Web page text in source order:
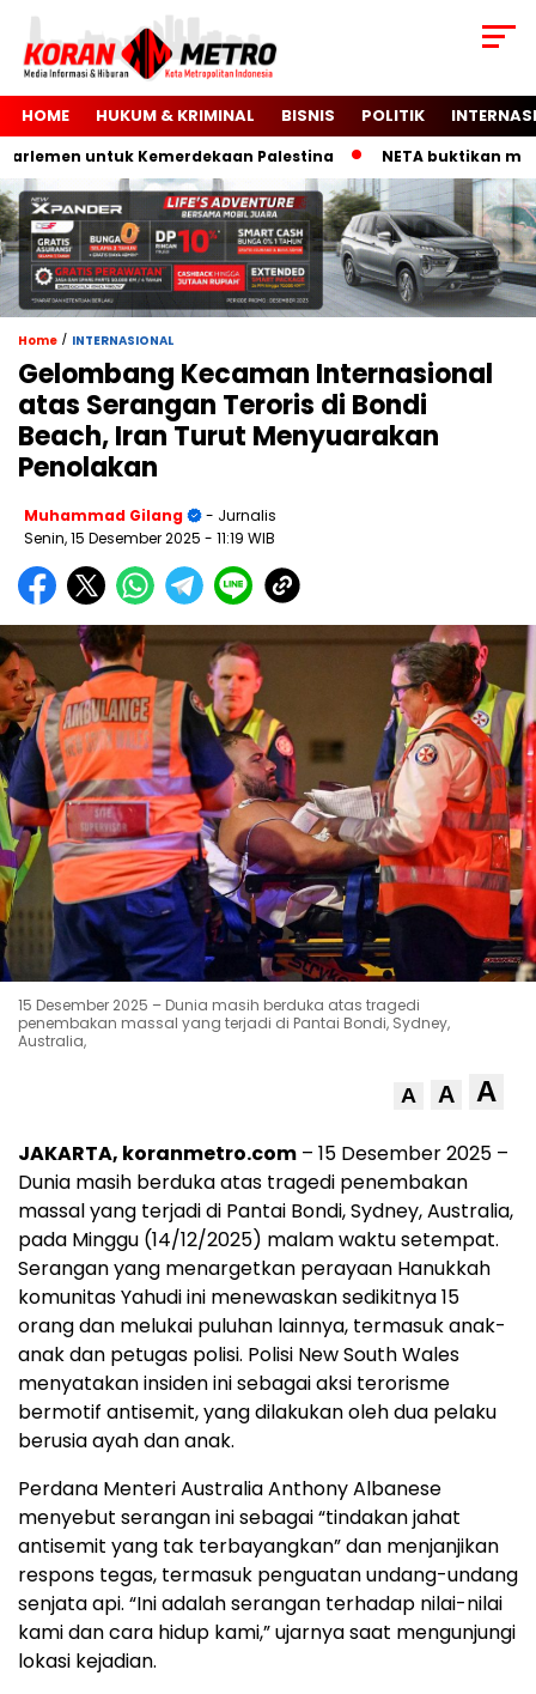
HOME HUKUM & KRIMINAL BISNIS POLITIK
untuk Kemerdekaan Palestina NETA buktikan mobil
Home / INTERNASIONAL
Gelombang Kecaman Internasional
atas Serangan Teroris di Bondi
Beach, Iran Turut Menyuarakan
Penolakan
Muhammad Gilang
- Jurnalis
Senin, 15 Desember 2025 - 11:19 WIB
15 Desember 2025 – Dunia masih berduka atas tragedi
penembakan massal yang terjadi di Pantai Bondi, Sydney,
Australia,
A A A
JAKARTA, koranmetro.com – 15 Desember 2025 –
Dunia masih berduka atas tragedi penembakan
massal yang terjadi di Pantai Bondi, Sydney, Australia,
pada Minggu (14/12/2025) malam waktu setempat.
Serangan yang menargetkan perayaan Hanukkah
komunitas Yahudi ini menewaskan sedikitnya 15
orang dan melukai puluhan lainnya, termasuk anak-
anak dan petugas polisi. Polisi New South Wales
menyatakan insiden ini sebagai aksi terorisme
bermotif antisemit, yang dilakukan oleh dua pelaku
berusia ayah dan anak.
Perdana Menteri Australia Anthony Albanese
menyebut serangan ini sebagai “tindakan jahat
antisemit yang tak terbayangkan” dan menjanjikan
respons tegas, termasuk penguatan undang-undang
senjata api. “Ini adalah serangan terhadap nilai-nilai
kami dan cara hidup kami,” ujarnya saat mengunjungi
lokasi kejadian.